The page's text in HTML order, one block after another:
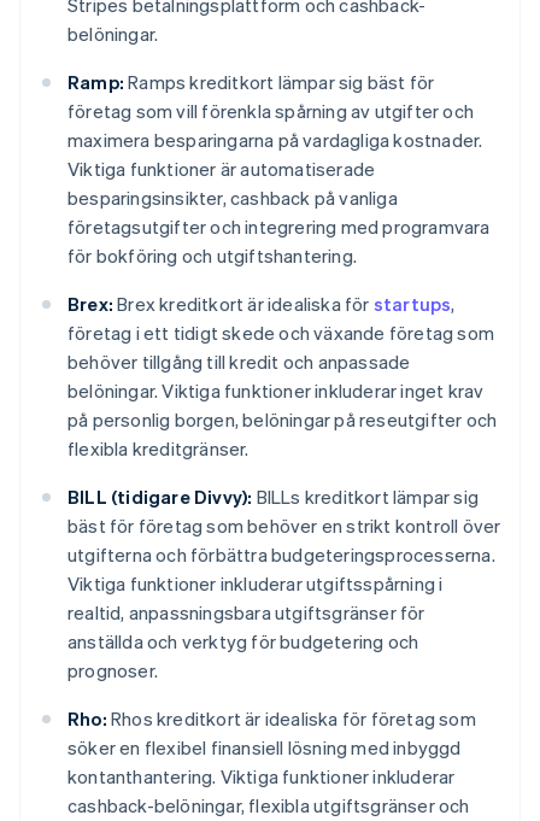
Stripes betalningsplattform och cashback-
belöningar.
Ramp: Ramps kreditkort lämpar sig bäst för
företag som vill förenkla spårning av utgifter och
maximera besparingarna på vardagliga kostnader.
Viktiga funktioner är automatiserade
besparingsinsikter, cashback på vanliga
företagsutgifter och integrering med programvara
för bokföring och utgiftshantering.
Brex: Brex kreditkort är idealiska för startups,
företag i ett tidigt skede och växande företag som
behöver tillgång till kredit och anpassade
belöningar. Viktiga funktioner inkluderar inget krav
på personlig borgen, belöningar på reseutgifter och
flexibla kreditgränser.
BILL (tidigare Divvy): BILLs kreditkort lämpar sig
bäst för företag som behöver en strikt kontroll över
utgifterna och förbättra budgeteringsprocesserna.
Viktiga funktioner inkluderar utgiftsspårning i
realtid, anpassningsbara utgiftsgränser för
anställda och verktyg för budgetering och
prognoser.
Rho: Rhos kreditkort är idealiska för företag som
söker en flexibel finansiell lösning med inbyggd
kontanthantering. Viktiga funktioner inkluderar
cashback-belöningar, flexibla utgiftsgränser och